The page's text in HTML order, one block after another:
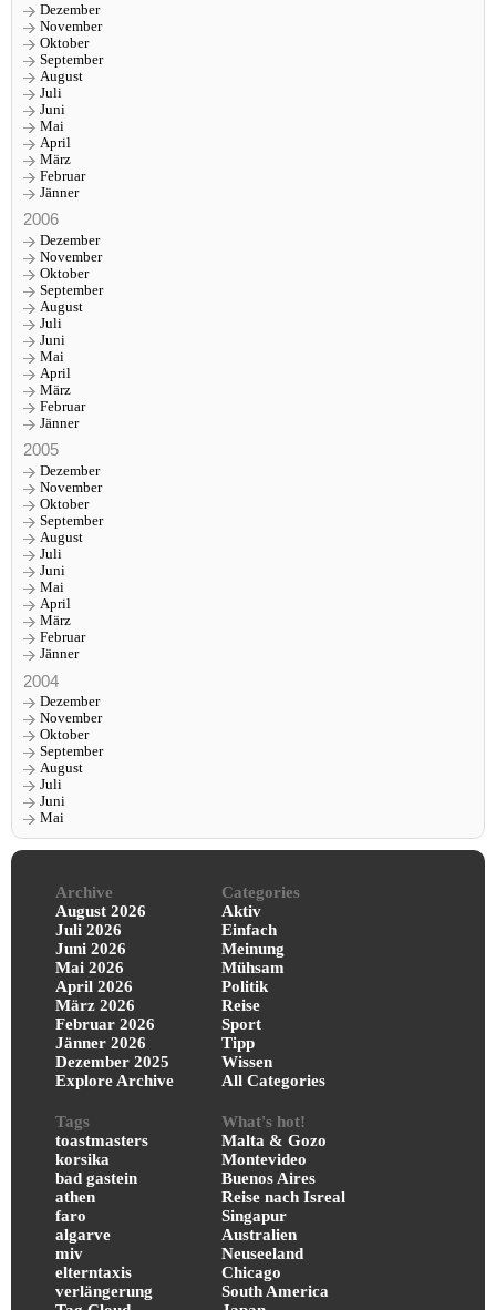
Dezember
November
Oktober
September
August
Juli
Juni
Mai
April
März
Februar
Jänner
2006
Dezember
November
Oktober
September
August
Juli
Juni
Mai
April
März
Februar
Jänner
2005
Dezember
November
Oktober
September
August
Juli
Juni
Mai
April
März
Februar
Jänner
2004
Dezember
November
Oktober
September
August
Juli
Juni
Mai
Archive
August 2026
Juli 2026
Juni 2026
Mai 2026
April 2026
März 2026
Februar 2026
Jänner 2026
Dezember 2025
Explore Archive
Categories
Aktiv
Einfach
Meinung
Mühsam
Politik
Reise
Sport
Tipp
Wissen
All Categories
Tags
toastmasters
korsika
bad gastein
athen
faro
algarve
miv
elterntaxis
verlängerung
What's hot!
Malta & Gozo
Montevideo
Buenos Aires
Reise nach Isreal
Singapur
Australien
Neuseeland
Chicago
South America